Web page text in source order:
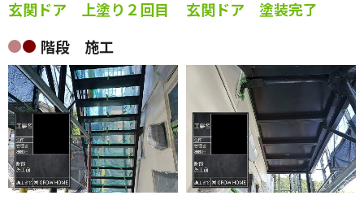
玄関ドア 上塗り２回目
玄関ドア 塗装完了
階段 施工